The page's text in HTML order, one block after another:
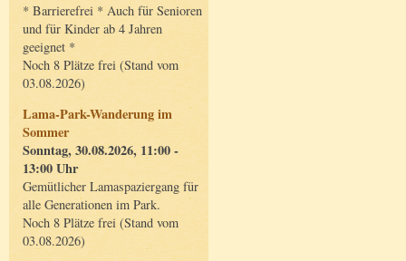
* Barrierefrei * Auch für Senioren
und für Kinder ab 4 Jahren
geeignet *
Noch 8 Plätze frei (Stand vom
03.08.2026)
Lama-Park-Wanderung im
Sommer
Sonntag, 30.08.2026, 11:00 -
13:00 Uhr
Gemütlicher Lamaspaziergang für
alle Generationen im Park.
Noch 8 Plätze frei (Stand vom
03.08.2026)